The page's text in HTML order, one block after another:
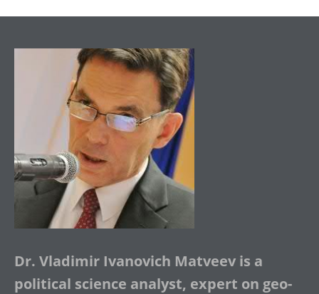
Dr. Vladimir Ivanovich Matveev is a
political science analyst, expert on geo-